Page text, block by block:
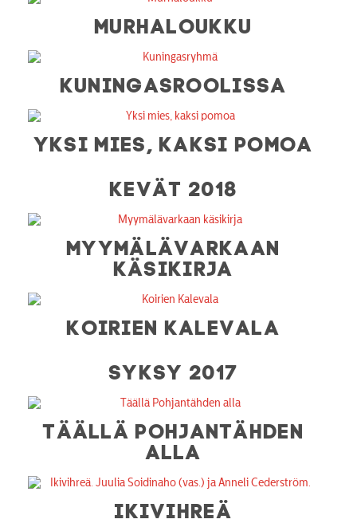
MURHALOUKKU
KUNINGASROOLISSA
YKSI MIES, KAKSI POMOA
KEVÄT 2018
MYYMÄLÄVARKAAN
KÄSIKIRJA
KOIRIEN KALEVALA
SYKSY 2017
TÄÄLLÄ POHJANTÄHDEN
ALLA
IKIVIHREÄ